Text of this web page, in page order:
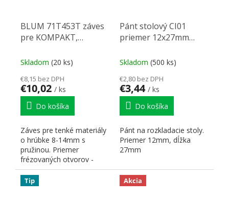
BLUM 71T453T záves
pre KOMPAKT,
Skladom (20 ks)
€8,15 bez DPH
€10,02 / ks
Do košíka
Záves pre tenké materiály
o hrúbke 8-14mm s
pružinou. Priemer
frézovaných otvorov -
10mm. Hĺbka - 6mm.
Pánt stolový CI01
priemer 12x27mm
Skladom (500 ks)
€2,80 bez DPH
€3,44 / ks
Do košíka
Pánt na rozkladacie stoly.
Priemer 12mm, dĺžka
27mm
Tip Akcia